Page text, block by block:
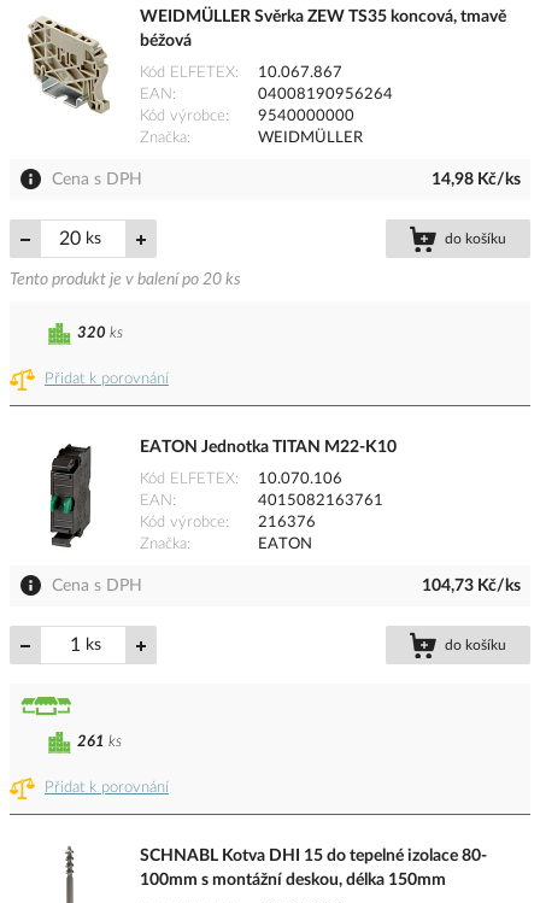
WEIDMÜLLER Svěrka ZEW TS35 koncová, tmavě
béžová
Kód ELFETEX
10.067.867
EAN
04008190956264
Kód výrobce
9540000000
Značka
WEIDMÜLLER
Cena s DPH 14,98 Kč/ks
ks do košíku
Tento produkt je v balení po 20 ks
Přidat k porovnání
320 ks
EATON Jednotka TITAN M22-K10
Kód ELFETEX
10.070.106
EAN
4015082163761
Kód výrobce
216376
Značka
EATON
Cena s DPH 104,73 Kč/ks
ks do košíku
Přidat k porovnání
261 ks
SCHNABL Kotva DHI 15 do tepelné izolace 80-
100mm s montážní deskou, délka 150mm